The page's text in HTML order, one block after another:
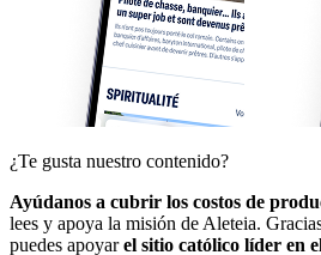
¿Te gusta nuestro contenido?
Ayúdanos a cubrir los costos de
lees y apoya la misión de Aleteia.
puedes apoyarel sitio católico líder en